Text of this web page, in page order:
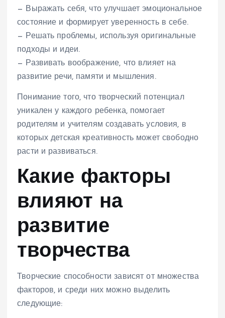
— Выражать себя, что улучшает эмоциональное
состояние и формирует уверенность в себе.
— Решать проблемы, используя оригинальные
подходы и идеи.
— Развивать воображение, что влияет на
развитие речи, памяти и мышления.
Понимание того, что творческий потенциал
уникален у каждого ребенка, помогает
родителям и учителям создавать условия, в
которых детская креативность может свободно
расти и развиваться.
Какие факторы
влияют на
развитие
творчества
Творческие способности зависят от множества
факторов, и среди них можно выделить
следующие: